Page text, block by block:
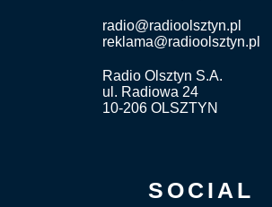
radio@radioolsztyn.pl
reklama@radioolsztyn.pl
Radio Olsztyn S.A.
ul. Radiowa 24
10-206 OLSZTYN
SOCIAL